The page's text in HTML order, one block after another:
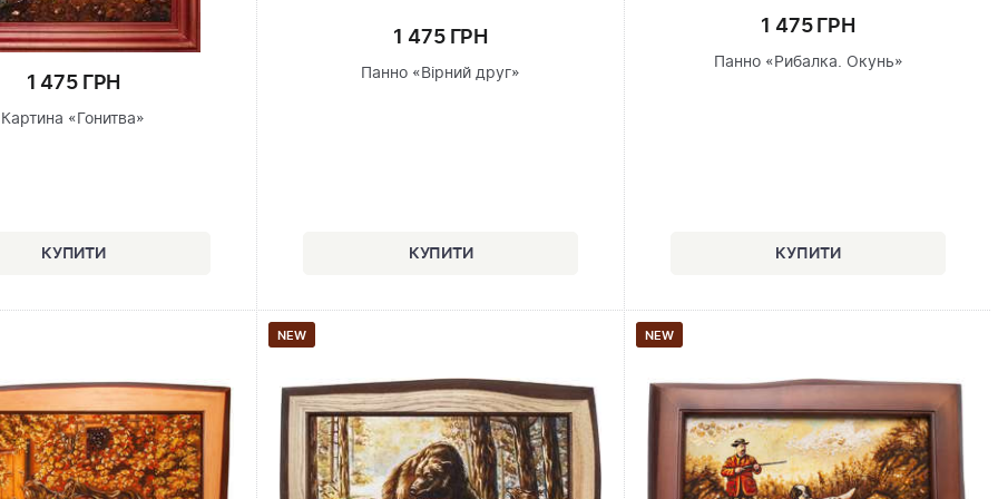
1 475 ГРН
Картина «Гонитва»
1 475 ГРН
Панно «Вірний друг»
1 475 ГРН
Панно «Рибалка. Окунь»
NEW NEW